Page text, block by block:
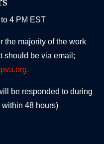
4 PM EST
the majority of the work
should be via email;
be responded to during
48 hours)